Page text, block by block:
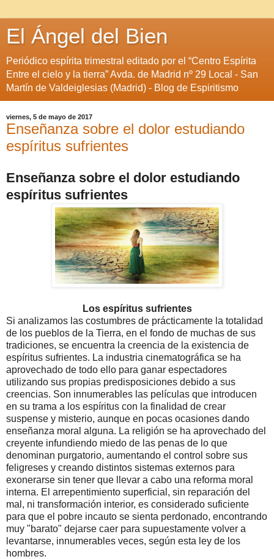
El Ángel del Bien
Periódico espírita trimestral editado por el “Centro Espírita
Entre el cielo y la tierra” Avda. de Madrid nº 29 Local - San
Martín de Valdeiglesias (Madrid) - Blog de Espiritismo
viernes, 5 de mayo de 2017
Enseñanza sobre el dolor estudiando
espíritus sufrientes
Enseñanza sobre el dolor estudiando
espíritus sufrientes
Los espíritus sufrientes
Si analizamos las costumbres de prácticamente la totalidad
de los pueblos de la Tierra, en el fondo de muchas de sus
tradiciones, se encuentra la creencia de la existencia de
espíritus sufrientes. La industria cinematográfica se ha
aprovechado de todo ello para ganar espectadores
utilizando sus propias predisposiciones debido a sus
creencias. Son innumerables las películas que introducen
en su trama a los espíritus con la finalidad de crear
suspense y misterio, aunque en pocas ocasiones dando
enseñanza moral alguna. La religión se ha aprovechado del
creyente infundiendo miedo de las penas de lo que
denominan purgatorio, aumentando el control sobre sus
feligreses y creando distintos sistemas externos para
exonerarse sin tener que llevar a cabo una reforma moral
interna. El arrepentimiento superficial, sin reparación del
mal, ni transformación interior, es considerado suficiente
para que el pobre incauto se sienta perdonado, encontrando
muy "barato" dejarse caer para supuestamente volver a
levantarse, innumerables veces, según esta ley de los
hombres.